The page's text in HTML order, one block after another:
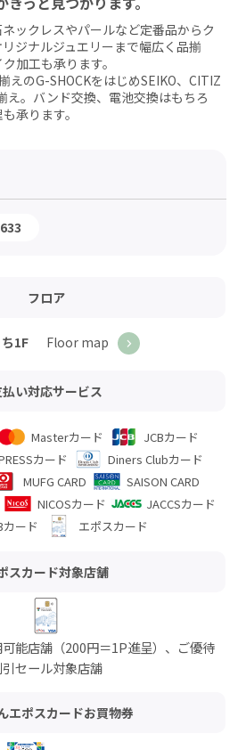
ックレスやパールなど定番品からク
ジナルジュエリーまで幅広く品揃
加工も承ります。
えのG-SHOCKをはじめSEIKO、CITIZ
え。バンド交換、電池交換はもちろ
承ります。
フロア
1F Floor map
払い対応サービス
Masterカード
JCBカード
カード
Diners Clubカード
MUFG CARD
SAISON CARD
NICOSカード
JACCSカード
カード
エポスカード
スカード対象店舗
能店舗（200円＝1P進呈）、ご優待
セール対象店舗
エポスカードお買物券